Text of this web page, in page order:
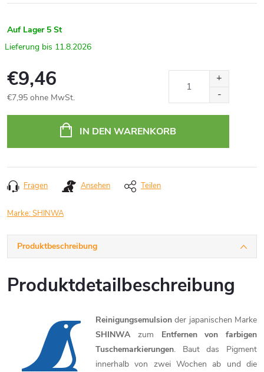
Auf Lager 5 St
11.8.2026
€9,46
€7,95 ohne MwSt.
IN DEN WARENKORB
Fragen Ansehen Teilen
Marke:SHINWA
Produktbeschreibung
Produktdetailbeschreibung
Reinigungsemulsion der japanischen Marke
SHINWAzum Entfernen von farbigen
Tuschemarkierungen. Baut das Pigment
innerhalb von zwei Wochen ab und die